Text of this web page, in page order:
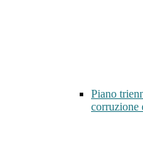
Piano
corruzione